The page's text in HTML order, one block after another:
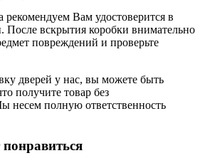
Вам удостоверится в
После вскрытия коробки внимательно
повреждений и проверьте
дверей у нас, вы можете быть
получите товар без
несем полную ответственность